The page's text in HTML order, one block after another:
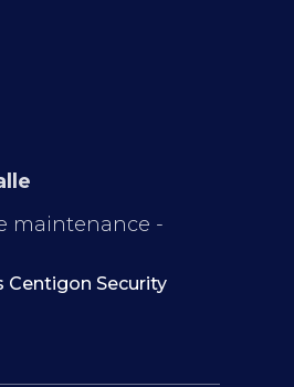
maintenance -
Centigon Security